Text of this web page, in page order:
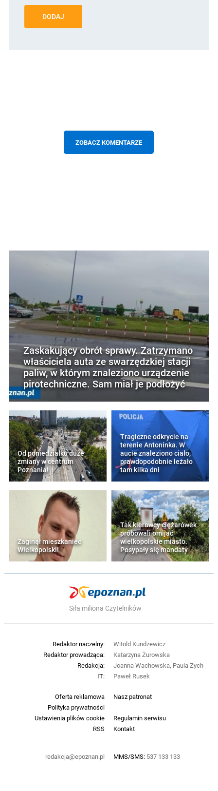
DODAJ
ZOBACZ KOMENTARZE
Zaskakujący obrót sprawy. Zatrzymano
właściciela auta ze swarzędzkiej stacji
paliw, w którym znaleziono urządzenie
pirotechniczne. Sam miał je podłożyć
Od poniedziałku duże
zmiany w centrum
Poznania!
Tragiczne odkrycie na
terenie Antoninka. W
aucie znaleziono ciało,
prawdopodobnie leżało
tam kilka dni
Zaginął mieszkaniec
Wielkopolski!
Tak kierowcy ciężarówek
próbowali omijać
wielkopolskie miasto.
Posypały się mandaty
Siła miliona Czytelników
Oferta reklamowa
Nasz patronat
Polityka prywatności
Ustawienia plików cookie
Regulamin serwisu
RSS
Kontakt
redakcja@epoznan.pl MMS/SMS: 537 133 133
Redaktor naczelny:
Witold Kundzewicz
Redaktor prowadząca:
Katarzyna Żurowska
Redakcja:
Joanna Wachowska, Paula Zych
IT:
Paweł Rusek